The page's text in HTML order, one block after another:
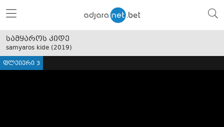
სამყაროს კიდე
samyaros kide (2019)
ფლეიერი 3